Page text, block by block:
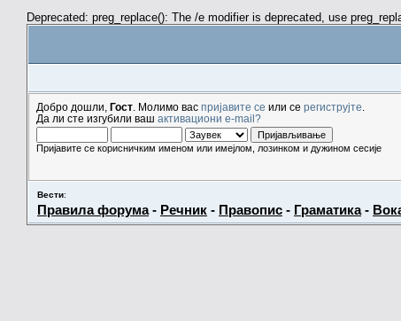
Deprecated: preg_replace(): The /e modifier is deprecated, use
Добро дошли, Гост . Молимо вас пријавите се или се региструјте
Да ли сте изгубили ваш активациони e-mail?
Пријавите се корисничким именом или имејлом, лозинком и дужином сесије
Вести:
Правила форума- Речник - Правопис - Граматика-